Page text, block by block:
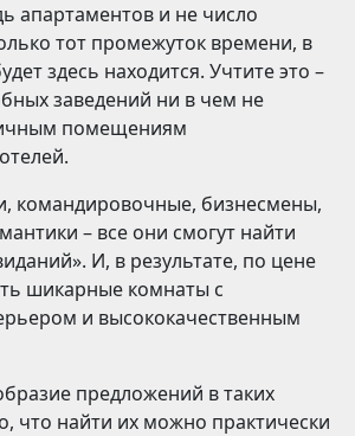
апартаментов и не число
тот промежуток времени, в
здесь находится. Учтите это –
заведений ни в чем не
помещениям
командировочные, бизнесмены,
– все они смогут найти
И, в результате, по цене
шикарные комнаты с
и высококачественным
предложений в таких
что найти их можно практически